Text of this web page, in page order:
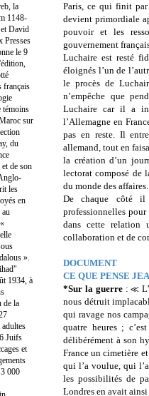
Paris, ce qui finit par
devient primordiale
pouvoir et les
gouvernement
Luchaire est resté
éloignés l’un de
le procès de
n’empêche que
Luchaire car il a
l’Allemagne en
pas en reste. Il
allemand, tout en
la création d’un
lectorat composé de
du monde des affaires.
De chaque côté il
professionnelles
dans cette relation
collaboration et de
DOCUMENT
CE QUE PENSE
*Sur la guerre: ≪
nous détruit
qui ravage nos
quatre heures ;
délibérément à son
France un cimetière
qui l’a voulue, qui
les possibilités de
Londres en avait
la
1148-
David
Presses
le 9
français
témoins
sur
du
de son
les
en
au
».
1934, à
de la
Juifs
et
000